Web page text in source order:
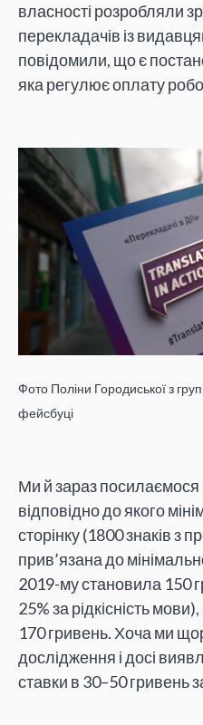
власності розробляли
перекладачів із
повідомили, що є
яка регулює оплату
Фото Поліни Городиської з
фейсбуці
Ми й зараз посилаємося
відповідно до якого
сторінку (1800 знаків з
прив’язана до
2019-му становила 150
25% за рідкісність
170 гривень. Хоча ми
дослідження і досі
ставки в 30–50 гривень